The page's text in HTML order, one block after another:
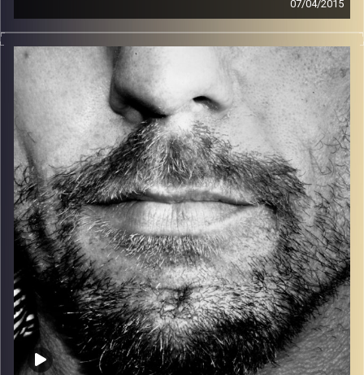
07/04/2015
זיפים, מוזיקה מחוספסת של הופעות חיות. הרבה ג'אם, רוק,
בלוז, bluegrass, ג'אז, Fאנק, פרוגרסיב ואפילו אלקטרוניקה.
כל מה שחי, אמיתי ונושם.
עם שמוליק רגב.
קרדיט תמונות: David Goehring